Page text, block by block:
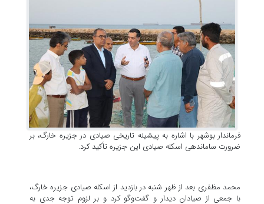
فرماندار بوشهر با اشاره به پیشینه تاریخی صیادی در جزیره خارگ، بر
ضرورت ساماندهی اسکله صیادی این جزیره تأکید کرد.
محمد مظفری بعد از ظهر شنبه در بازدید از اسکله صیادی جزیره خارگ،
با جمعی از صیادان دیدار و گفت‌وگو کرد و بر لزوم توجه جدی به